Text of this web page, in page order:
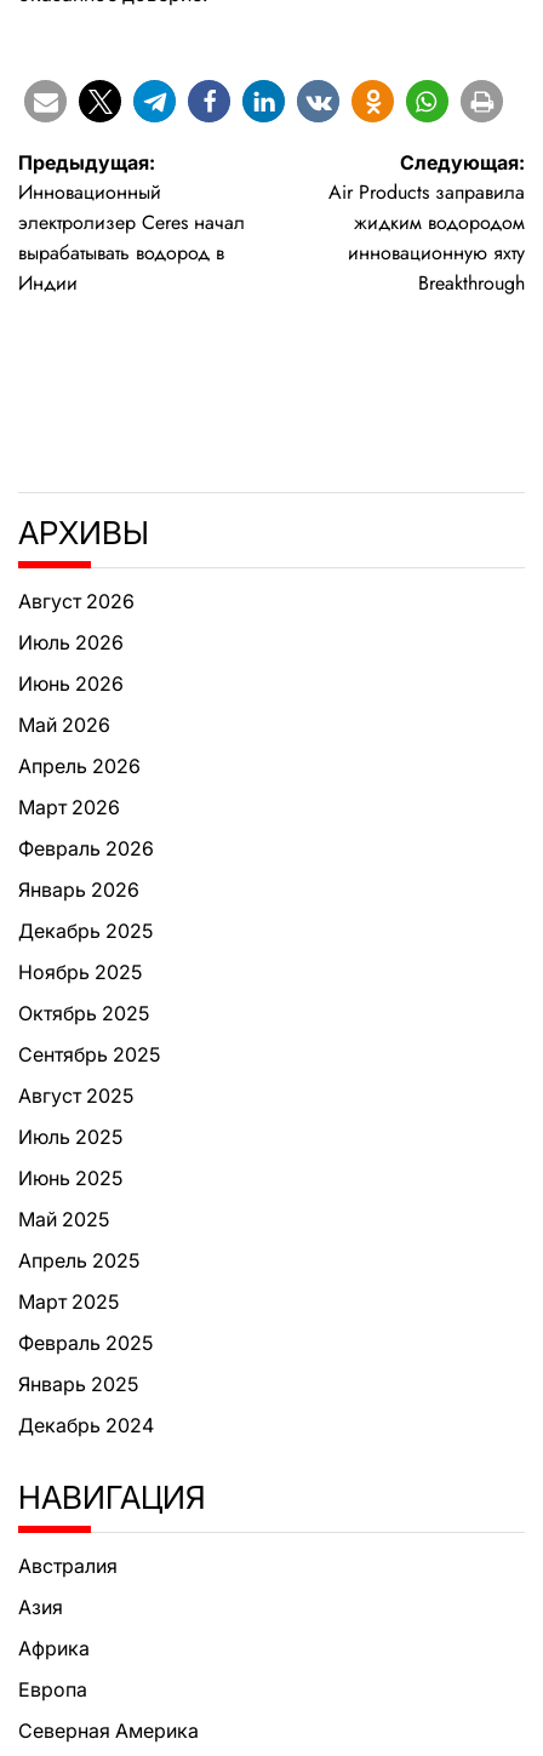
Навигация
по
записям
Предыдущая:
Инновационный
электролизер Ceres начал
вырабатывать водород в
Индии
Следующая:
Air Products заправила
жидким водородом
инновационную яхту
Breakthrough
АРХИВЫ
Август 2026
Июль 2026
Июнь 2026
Май 2026
Апрель 2026
Март 2026
Февраль 2026
Январь 2026
Декабрь 2025
Ноябрь 2025
Октябрь 2025
Сентябрь 2025
Август 2025
Июль 2025
Июнь 2025
Май 2025
Апрель 2025
Март 2025
Февраль 2025
Январь 2025
Декабрь 2024
НАВИГАЦИЯ
Австралия
Азия
Африка
Европа
Северная Америка